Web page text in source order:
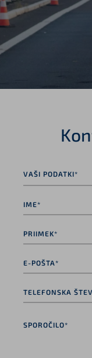
Vaši
podatki*
*
pošta*
številka
Sporočilo*